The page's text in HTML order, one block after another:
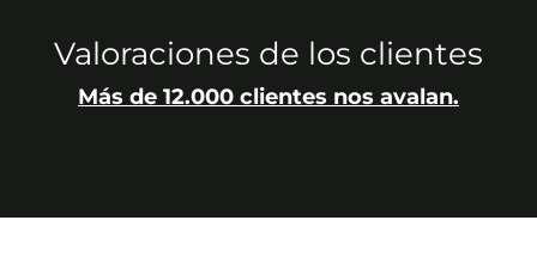
Valoraciones de los clientes
Más de 12.000 clientes nos avalan.